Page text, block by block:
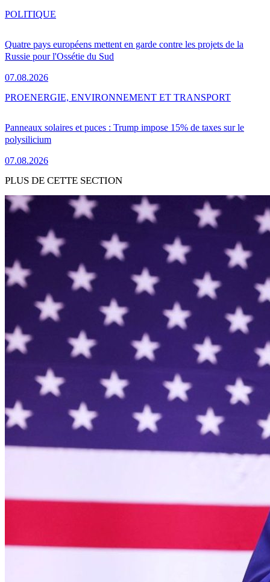
Quatre pays européens mettent en garde contre les projets de la
Russie pour l'Ossétie du Sud
07.08.2026
POLITIQUE
Panneaux solaires et puces : Trump impose 15% de taxes sur le
polysilicium
07.08.2026
PROENERGIE, ENVIRONNEMENT ET TRANSPORT
PLUS DE CETTE SECTION